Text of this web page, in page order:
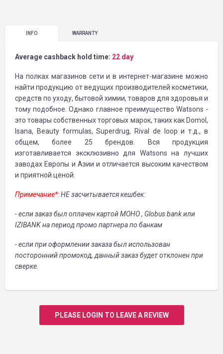
INFO WARRANTY
Average cashback hold time: 22 day
На полках магазинов сети и в интернет-магазине можно
найти продукцию от ведущих производителей косметики,
средств по уходу, бытовой химии, товаров для здоровья и
тому подобное. Однако главное преимущество Watsons -
это товары собственных торговых марок, таких как Domol,
Isana, Beauty formulas, Superdrug, Rival de loop и т.д., в
общем, более 25 брендов. Вся продукция
изготавливается эксклюзивно для Watsons на лучших
заводах Европы и Азии и отличается высоким качеством
и приятной ценой.
Примечание*:НЕ засчитывается кешбек:
- если заказ был оплачен картой МОНО , Globus bank или
IZIBANK на период промо партнера по банкам
- если при оформлении заказа был использован
посторонний промокод, данный заказ будет отклонен при
сверке.
PLEASE LOGIN TO LEAVE A REVIEW